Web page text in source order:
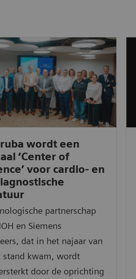
wordt een
‘Center of
voor cardio- en
partnerschap
en Siemens
dat in het najaar van
stand kwam, wordt
door de oprichting